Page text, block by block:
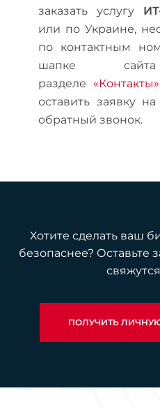
заказать услугу
или по Украине,
по контактным
шапке
разделе
оставить заявку
обратный звонок.
Хотите сделать ваш
безопаснее? Оставьте
ПОЛУЧИТЬ